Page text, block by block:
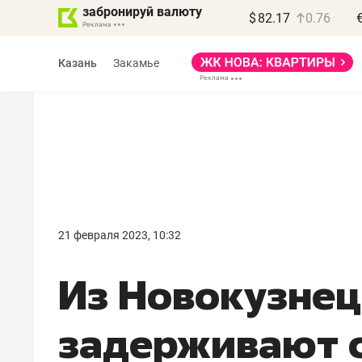
забронируй валюту $ 82.17 0.76
Казань Закамье
21 февраля 2023, 10:32
Из
задерживают
правил, бизнес может
потерять минимум